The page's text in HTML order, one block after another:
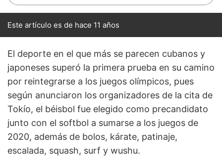
Este artículo es de hace 11 años
El deporte en el que más se parecen cubanos y
japoneses superó la primera prueba en su camino
por reintegrarse a los juegos olímpicos, pues
según anunciaron los organizadores de la cita de
Tokío, el béisbol fue elegido como precandidato
junto con el softbol a sumarse a los juegos de
2020, además de bolos, kárate, patinaje,
escalada, squash, surf y wushu.